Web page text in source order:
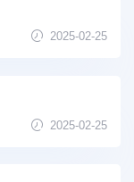
2025-02-25
2025-02-25